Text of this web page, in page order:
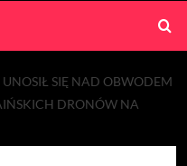
SIĘ NAD OBWODEM
DRONÓW NA